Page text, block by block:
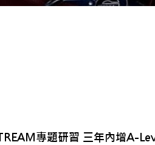
專題研習 三年內增A-